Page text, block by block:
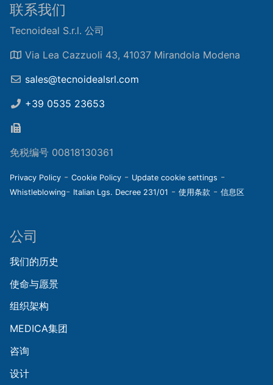
联系我们
Tecnoideal S.r.l. 公司
Via Lea Cazzuoli 43, 41037 Mirandola Modena
sales@tecnoidealsrl.com
+39 0535 23653
免税编号 00818130361
Privacy Policy - Cookie Policy - Update cookie settings -
Whistleblowing- Italian Lgs. Decree 231/01 - 使用条款 - 信息区
公司
我们的历史
使命与愿景
组织架构
MEDICA集团
咨询
设计